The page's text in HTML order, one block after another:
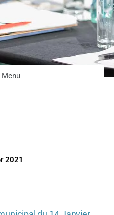
Menu
2021